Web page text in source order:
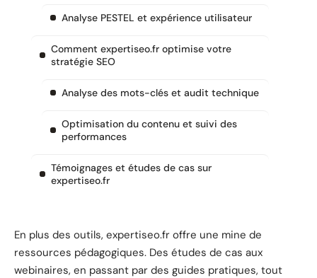
Analyse PESTEL et expérience utilisateur
Comment expertiseo.fr optimise votre
stratégie SEO
Analyse des mots-clés et audit technique
Optimisation du contenu et suivi des
performances
Témoignages et études de cas sur
expertiseo.fr
En plus des outils, expertiseo.fr offre une mine de
ressources pédagogiques. Des études de cas aux
webinaires, en passant par des guides pratiques, tout